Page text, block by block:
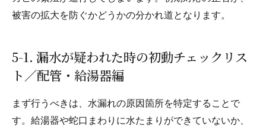
被害の拡大を防ぐかどうかの分かれ道となります。
5-1. 漏水が疑われた時の初動チェックリス
ト／配管・給湯器編
まず行うべきは、水漏れの原因箇所を特定することで
す。給湯器や蛇口まわりに水たまりができていないか、